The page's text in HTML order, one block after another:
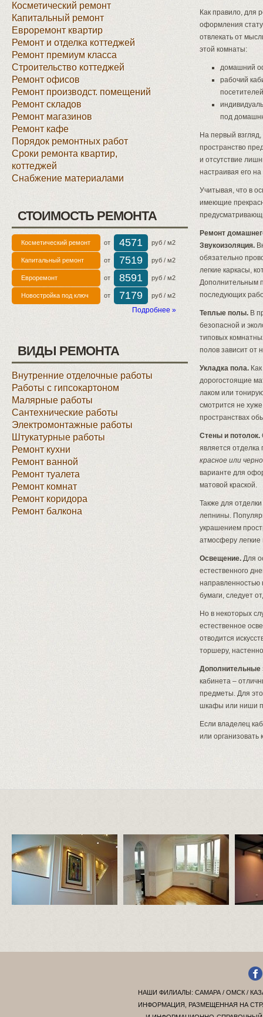
Косметический ремонт
Капитальный ремонт
Евроремонт квартир
Ремонт и отделка коттеджей
Ремонт премиум класса
Строительство коттеджей
Ремонт офисов
Ремонт производст. помещений
Ремонт складов
Ремонт магазинов
Ремонт кафе
Порядок ремонтных работ
Сроки ремонта квартир,
коттеджей
Снабжение материалами
СТОИМОСТЬ РЕМОНТА
Косметический ремонт от 4571 руб / м2
Капитальный ремонт от 7519 руб / м2
Евроремонт от 8591 руб / м2
Новостройка под ключ от 7179 руб / м2
Подробнее »
ВИДЫ РЕМОНТА
Внутренние отделочные работы
Работы с гипсокартоном
Малярные работы
Сантехнические работы
Электромонтажные работы
Штукатурные работы
Ремонт кухни
Ремонт ванной
Ремонт туалета
Ремонт комнат
Ремонт коридора
Ремонт балкона
Как правило, для
оформления
отвлекать от
этой комнаты:
домашний
рабочий
под
На первый
пространство
и отсутствие
настраивая его
Учитывая, что в
имеющие
Ремонт
Звукоизоляция.
обязательно
легкие каркасы,
Дополнительным
последующих
Теплые полы. В
безопасной и
типовых
полов зависит от
Укладка пола.
дорогостоящие
лаком или
смотрится не
пространствах
Стены и потолок.
является
красное или
варианте для
матовой краской.
Также для
лепнины.
украшением
атмосферу
Освещение. Для
естественного
направленностью
бумаги, следует
Но в некоторых
естественное
отводится
торшеру,
Дополнительные
кабинета –
предметы. Для
шкафы или ниши
Если владелец
или
НАШИ ФИЛИАЛЫ: САМАРА/ ОМСК /
ИНФОРМАЦИЯ, РАЗМЕЩЕННАЯ НА